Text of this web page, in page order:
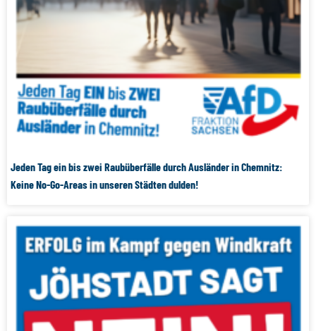
Jeden Tag ein bis zwei Raubüberfälle durch Ausländer in Chemnitz:
Keine No-Go-Areas in unseren Städten dulden!